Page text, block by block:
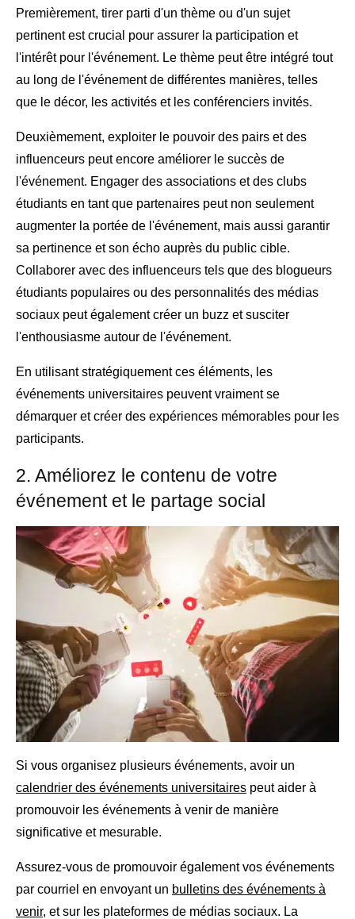
Premièrement, tirer parti d'un thème ou d'un sujet
pertinent est crucial pour assurer la participation et
l'intérêt pour l'événement. Le thème peut être intégré tout
au long de l'événement de différentes manières, telles
que le décor, les activités et les conférenciers invités.
Deuxièmement, exploiter le pouvoir des pairs et des
influenceurs peut encore améliorer le succès de
l'événement. Engager des associations et des clubs
étudiants en tant que partenaires peut non seulement
augmenter la portée de l'événement, mais aussi garantir
sa pertinence et son écho auprès du public cible.
Collaborer avec des influenceurs tels que des blogueurs
étudiants populaires ou des personnalités des médias
sociaux peut également créer un buzz et susciter
l'enthousiasme autour de l'événement.
En utilisant stratégiquement ces éléments, les
événements universitaires peuvent vraiment se
démarquer et créer des expériences mémorables pour les
participants.
2. Améliorez le contenu de votre
événement et le partage social
Si vous organisez plusieurs événements, avoir un
calendrier des événements universitaires peut aider à
promouvoir les événements à venir de manière
significative et mesurable.
Assurez-vous de promouvoir également vos événements
par courriel en envoyant un bulletins des événements à
venir, et sur les plateformes de médias sociaux. La